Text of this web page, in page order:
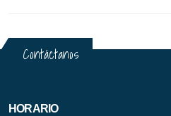
Contáctanos
HORARIO